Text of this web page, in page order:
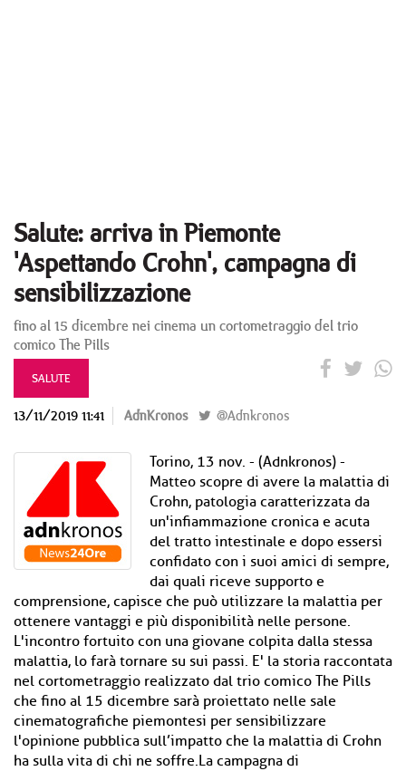
Salute: arriva in Piemonte
'Aspettando Crohn', campagna di
sensibilizzazione
fino al 15 dicembre nei cinema un cortometraggio del trio
comico The Pills
SALUTE
13/11/2019 11:41 AdnKronos @Adnkronos
Torino, 13 nov. - (Adnkronos) -
Matteo scopre di avere la malattia di
Crohn, patologia caratterizzata da
un'infiammazione cronica e acuta
del tratto intestinale e dopo essersi
confidato con i suoi amici di sempre,
dai quali riceve supporto e
comprensione, capisce che può utilizzare la malattia per
ottenere vantaggi e più disponibilità nelle persone.
L'incontro fortuito con una giovane colpita dalla stessa
malattia, lo farà tornare su sui passi. E' la storia raccontata
nel cortometraggio realizzato dal trio comico The Pills
che fino al 15 dicembre sarà proiettato nelle sale
cinematografiche piemontesi per sensibilizzare
l'opinione pubblica sull’impatto che la malattia di Crohn
ha sulla vita di chi ne soffre.La campagna di